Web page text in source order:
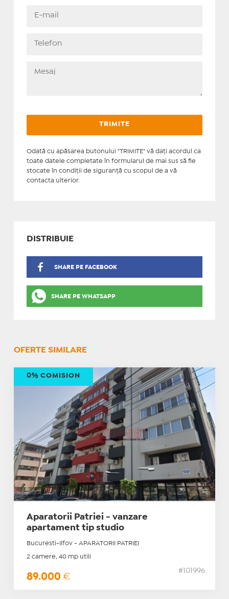
Odată cu apăsarea butonului "TRIMITE" vă daţi acordul ca
toate datele completate în formularul de mai sus să fie
stocate în condiţii de siguranţă cu scopul de a vă
contacta ulterior.
DISTRIBUIE
SHARE PE FACEBOOK
SHARE PE WHATSAPP
OFERTE SIMILARE
Aparatorii Patriei - vanzare
apartament tip studio
Bucuresti-Ilfov - APARATORII PATRIEI
2 camere, 40 mp utili
89.000 €
#101996
0% COMISION